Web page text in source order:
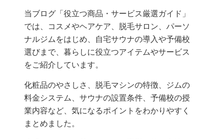
当ブログ「役立つ商品・サービス厳選ガイド」
では、コスメやヘアケア、脱毛サロン、パーソ
ナルジムをはじめ、自宅サウナの導入や予備校
選びまで、暮らしに役立つアイテムやサービス
をご紹介しています。
化粧品のやさしさ、脱毛マシンの特徴、ジムの
料金システム、サウナの設置条件、予備校の授
業内容など、気になるポイントをわかりやすく
まとめました。